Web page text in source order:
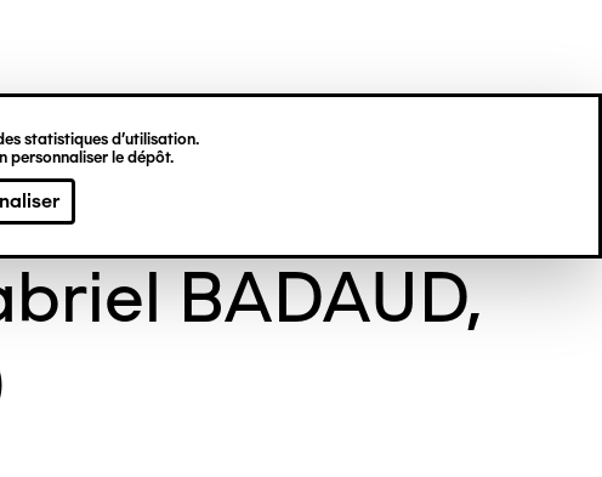
statistiques d’utilisation.
personnaliser le dépôt.
BADAUD
BADAUD,